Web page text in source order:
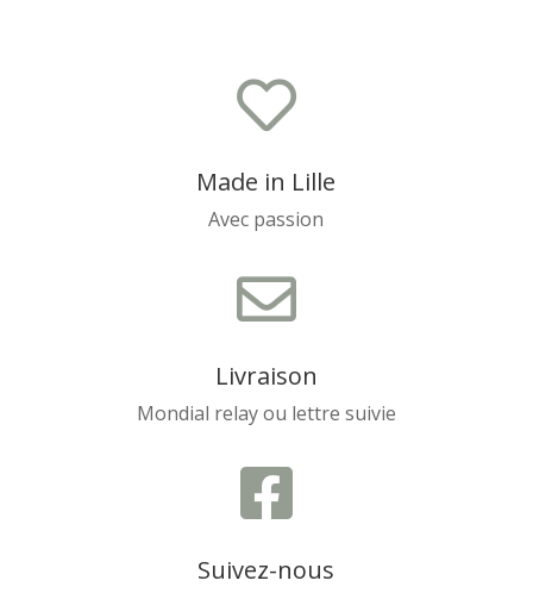

Made in Lille
Avec passion

Livraison
Mondial relay ou lettre suivie

Suivez-nous